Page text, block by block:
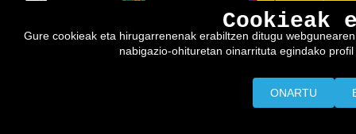
Cookieak
Gure cookieak eta hirugarrenenak erabiltzen ditugu
nabigazio-ohituretan oinarrituta egindako
ONARTU